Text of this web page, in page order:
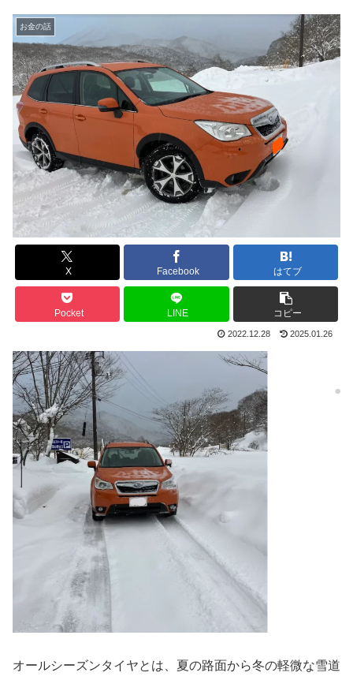
お金の話
X Facebook はてブ
Pocket LINE コピー
2022.12.28 2025.01.26
オールシーズンタイヤとは、夏の路面から冬の軽微な雪道